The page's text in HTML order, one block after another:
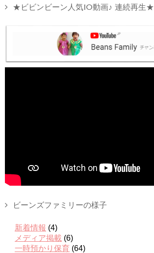
★ビビンビーン人気10動画♪ 連続再生★
ビーンズファミリーの様子
新着情報 (4)
メディア掲載 (6)
一時預かり保育 (64)